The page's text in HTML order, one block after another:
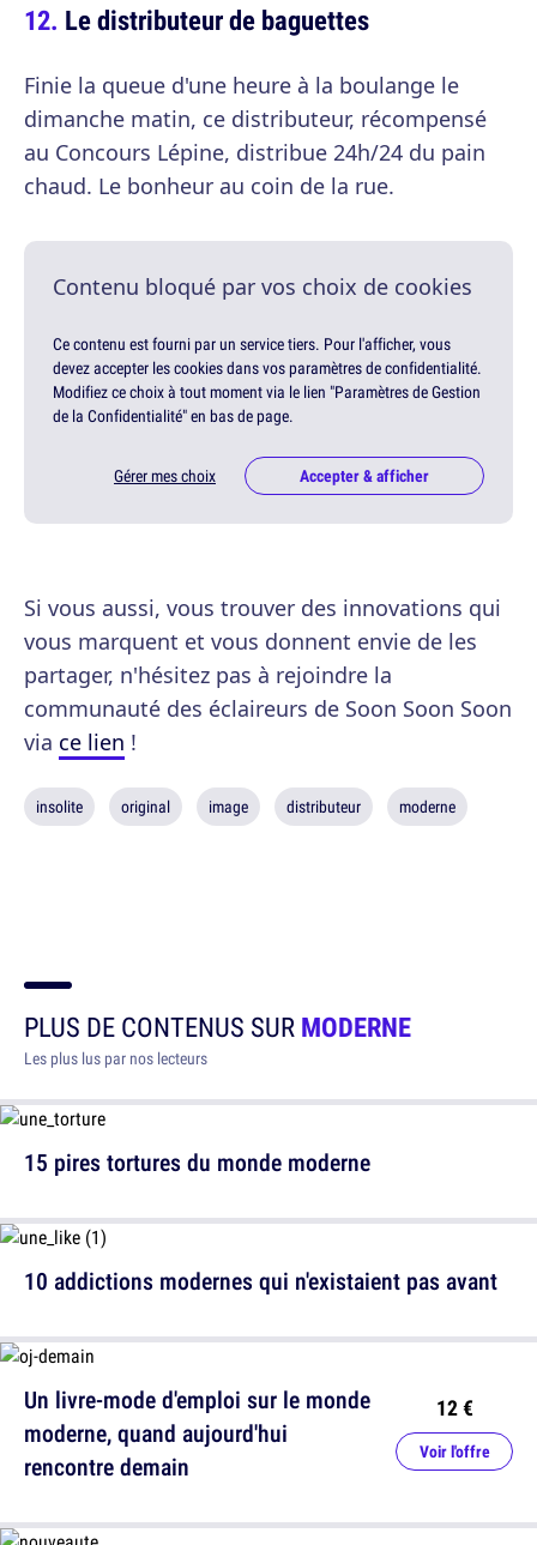
Le distributeur de baguettes
Finie la queue d'une heure à la boulange le
dimanche matin, ce distributeur, récompensé
au Concours Lépine, distribue 24h/24 du pain
chaud. Le bonheur au coin de la rue.
Contenu bloqué par vos choix de cookies
Ce contenu est fourni par un service tiers. Pour l'afficher, vous
devez accepter les cookies dans vos paramètres de confidentialité.
Modifiez ce choix à tout moment via le lien "Paramètres de Gestion
de la Confidentialité" en bas de page.
Gérer mes choix Accepter & afficher
Si vous aussi, vous trouver des innovations qui
vous marquent et vous donnent envie de les
partager, n'hésitez pas à rejoindre la
communauté des éclaireurs de Soon Soon Soon
via ce lien !
insolite original image distributeur moderne
PLUS DE CONTENUS SURMODERNE
Les plus lus par nos lecteurs
15 pires tortures du monde moderne
10 addictions modernes qui n'existaient pas avant
Un livre-mode d'emploi sur le monde
moderne, quand aujourd'hui
rencontre demain
12 €
Voir l'offre